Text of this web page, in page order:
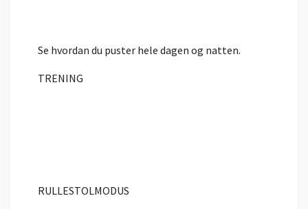
Se hvordan du puster hele dagen og natten.
TRENING
RULLESTOLMODUS